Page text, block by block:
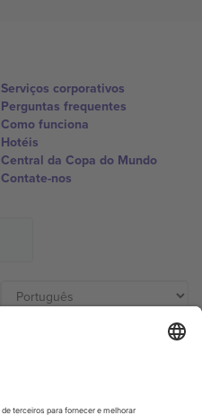
Serviços corporativos
Perguntas frequentes
Como funciona
Hotéis
Central da Copa do Mundo
Contate-nos